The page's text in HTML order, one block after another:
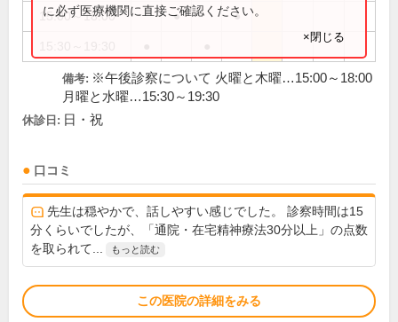
15:00～18:00 ● ●
に必ず医療機関に直接ご確認ください。
×閉じる
備考: ※午後診察について 火曜と木曜…15:00～18:00
月曜と水曜…15:30～19:30
休診日: 日・祝
口コミ
先生は穏やかで、話しやすい感じでした。 診察時間は15
分くらいでしたが、「通院・在宅精神療法30分以上」の点数
を取られて...
もっと読む
この医院の詳細をみる